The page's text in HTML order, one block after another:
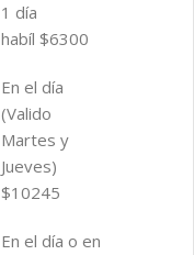
1 día
habíl $6300
En el día
(Valido
Martes y
Jueves)
$10245
En el día o en